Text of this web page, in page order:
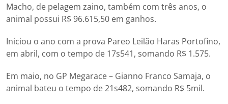
Macho, de pelagem zaino, também com três anos, o
animal possui R$ 96.615,50 em ganhos.
Iniciou o ano com a prova Pareo Leilão Haras Portofino,
em abril, com o tempo de 17s541, somando R$ 1.575.
Em maio, no GP Megarace – Gianno Franco Samaja, o
animal bateu o tempo de 21s482, somando R$ 5mil.